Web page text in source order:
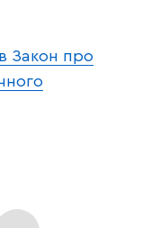
Закон про